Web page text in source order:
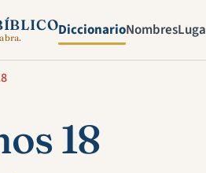
DiccionarioNombres
18